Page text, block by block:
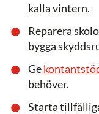
kalla vintern.
Reparera
bygga
Ge
behöver.
Starta